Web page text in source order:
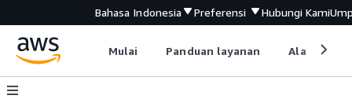
Bahasa Indonesia Preferensi Hubungi Kami
Mulai Panduan layanan Alat